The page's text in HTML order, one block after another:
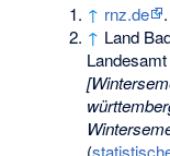
↑ rnz.de
.
↑ Land
(